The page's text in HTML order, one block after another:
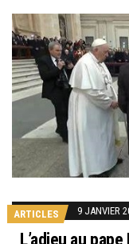
ARTICLES 9 JANVIER
L’adieu au